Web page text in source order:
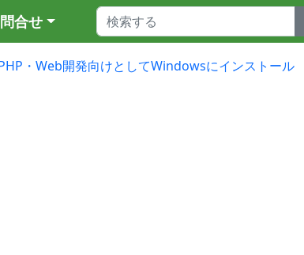
合せ
・Web開発向けとしてWindowsにインストール